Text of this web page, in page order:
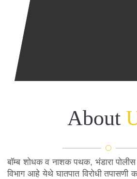
घ्या
About
बॉम्ब शोधक व नाशक पथक, भंडारा पोलीस
विभाग आहे येथे घातपात विरोधी तपासणी